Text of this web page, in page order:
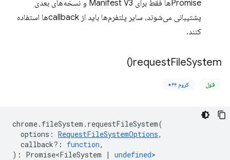
Promiseها فقط برای Manifest V3 و نسخه‌های بعدی
پشتیبانی می‌شوند، سایر پلتفرم‌ها باید از callbackها استفاده
کنند.
requestFileSystem(
)
قول کروم ۴۴+
chrome. fileSystem . requestFileSystem(
options : RequestFileSystemOptions,
callback? : function,
) : Promise<FileSystem | undefined>